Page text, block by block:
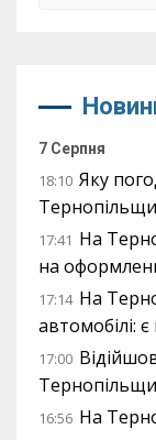
7 Серпня
18:10 Яку
17:41 На
на
17:14 На
автомобілі:
17:00
16:56 На